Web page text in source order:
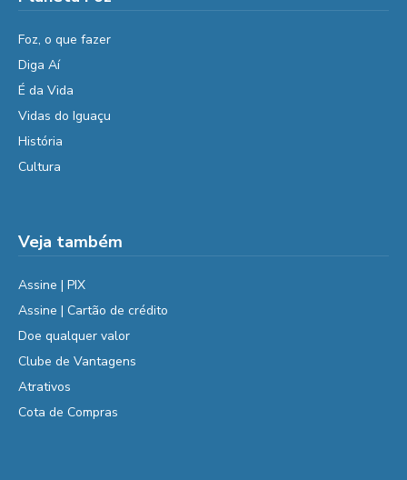
Foz, o que fazer
Diga Aí
É da Vida
Vidas do Iguaçu
História
Cultura
Veja também
Assine | PIX
Assine | Cartão de crédito
Doe qualquer valor
Clube de Vantagens
Atrativos
Cota de Compras